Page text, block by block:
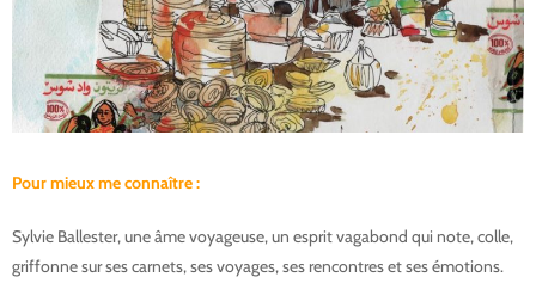
Pour mieux me connaître :
Sylvie Ballester, une âme voyageuse, un esprit vagabond qui note, colle,
griffonne sur ses carnets, ses voyages, ses rencontres et ses émotions.